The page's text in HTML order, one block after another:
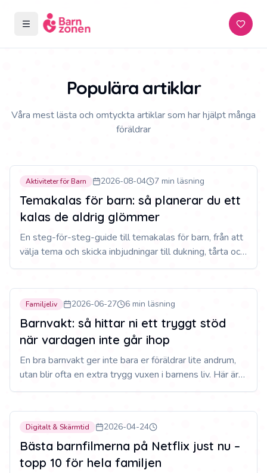
Öppna meny
Populära artiklar
Våra mest lästa och omtyckta artiklar som har hjälpt många
föräldrar
#1Populär
Aktiviteter för Barn 2026-08-04 7 min läsning
Temakalas för barn: så planerar du ett
kalas de aldrig glömmer
En steg-för-steg-guide till temakalas för barn, från att
välja tema och skicka inbjudningar till dukning, tårta och
aktiviteter som binder ihop hela dagen.
#2Populär
Familjeliv 2026-06-27 6 min läsning
Barnvakt: så hittar ni ett tryggt stöd
när vardagen inte går ihop
En bra barnvakt ger inte bara er föräldrar lite andrum,
utan blir ofta en extra trygg vuxen i barnens liv. Här är
vad ni bör tänka på innan ni väljer, och hur ni hittar
#3Populär
Digitalt & Skärmtid 2026-04-24
Bästa barnfilmerna på Netflix just nu –
topp 10 för hela familjen